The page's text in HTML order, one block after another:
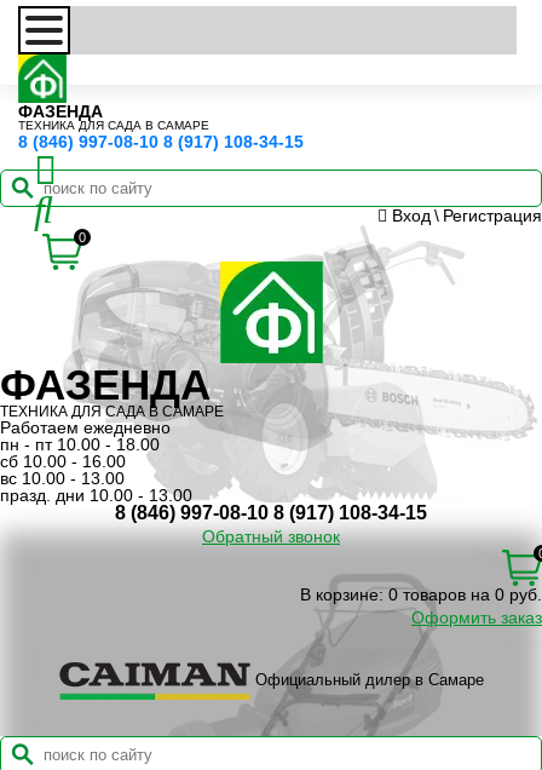
ФАЗЕНДА
ТЕХНИКА ДЛЯ САДА В САМАРЕ
8 (846) 997-08-10 8 (917) 108-34-15
0
Вход \ Регистрация
ФАЗЕНДА
ТЕХНИКА ДЛЯ САДА В САМАРЕ
Работаем ежедневно
пн - пт 10.00 - 18.00
сб 10.00 - 16.00
вс 10.00 - 13.00
празд. дни 10.00 - 13.00
8 (846) 997-08-10 8 (917) 108-34-15
Обратный звонок
В корзине: 0 товаров на 0 руб.
Оформить заказ
Официальный дилер в Самаре